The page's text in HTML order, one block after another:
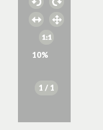
10%
1 / 1